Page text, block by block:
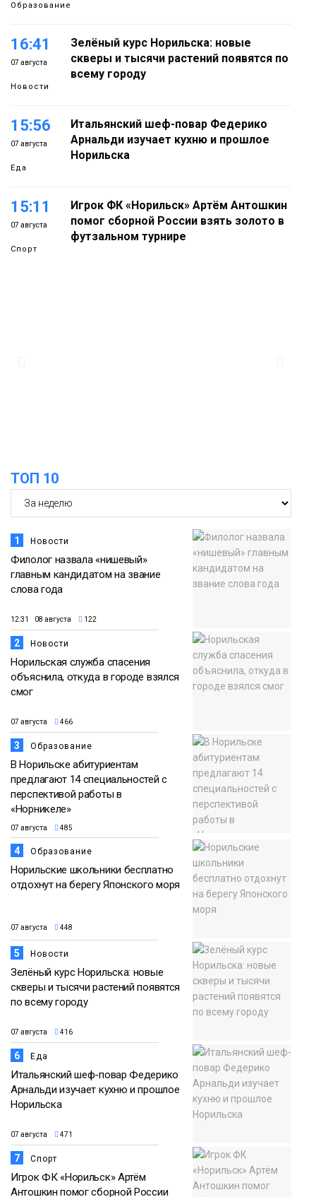
Образование
16:41
07 августа
Новости
Зелёный курс Норильска: новые
скверы и тысячи растений появятся по
всему городу
15:56
07 августа
Еда
Итальянский шеф-повар Федерико
Арнальди изучает кухню и прошлое
Норильска
15:11
07 августа
Спорт
Игрок ФК «Норильск» Артём Антошкин
помог сборной России взять золото в
футзальном турнире
ТОП 10
1 Новости
Филолог назвала «нишевый»
главным кандидатом на звание
слова года
12:31 08 августа 122
2 Новости
Норильская служба спасения
объяснила, откуда в городе взялся
смог
07 августа 466
3 Образование
В Норильске абитуриентам
предлагают 14 специальностей с
перспективой работы в
«Норникеле»
07 августа 485
4 Образование
Норильские школьники бесплатно
отдохнут на берегу Японского моря
07 августа 448
5 Новости
Зелёный курс Норильска: новые
скверы и тысячи растений появятся
по всему городу
07 августа 416
6 Еда
Итальянский шеф-повар Федерико
Арнальди изучает кухню и прошлое
Норильска
07 августа 471
7 Спорт
Игрок ФК «Норильск» Артём
Антошкин помог сборной России